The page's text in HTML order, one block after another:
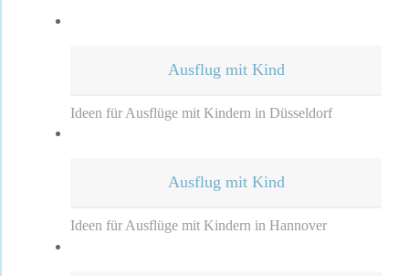
Ausflug mit Kind
Ideen für Ausflüge mit Kindern in Düsseldorf
Ausflug mit Kind
Ideen für Ausflüge mit Kindern in Hannover